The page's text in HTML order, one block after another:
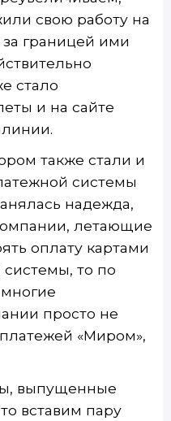
свою работу на
границей ими
стало
и на сайте
также стали и
системы
надежда,
летающие
оплату картами
то по
просто не
«Миром»,
выпущенные
вставим пару